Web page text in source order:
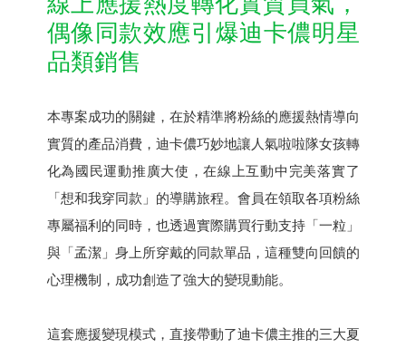
偶像同款效應引爆迪卡儂明星
品類銷售
本專案成功的關鍵，在於精準將粉絲的應援熱情導向
實質的產品消費，迪卡儂巧妙地讓人氣啦啦隊女孩轉
化為國民運動推廣大使，在線上互動中完美落實了
「想和我穿同款」的導購旅程。會員在領取各項粉絲
專屬福利的同時，也透過實際購買行動支持「一粒」
與「孟潔」身上所穿戴的同款單品，這種雙向回饋的
心理機制，成功創造了強大的變現動能。​
這套應援變現模式，直接帶動了迪卡儂主推的三大夏